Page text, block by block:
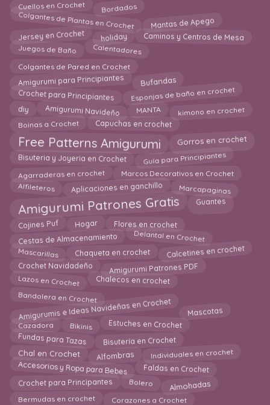
Cuellos en Crochet Bordados
Colgantes de Plantas en Crochet Mantas de Apego
Jersey en Crochet holiday Caminos y Centros de Mesa
Juegos de Baño Calentadores
Colgantes de Pared en Crochet
Amigurumi para Principiantes Bufandas
Crochet para Principiantes Esponjas de baño en crochet
diy Amigurumi Navideño MANTA kimono en crochet
Boinas a Crochet Capuchas en crochet
Free Patterns Amigurumi Gorros en crochet
Bisuteria y Joyeria en Crochet Guía para Principiantes
Agarraderas en crochet Marcos Decorativos en Crochet
Alfileteros Aplicaciones en ganchillo Marcapaginas
Amigurumi Patrones Gratis Guantes
Cojines Puf Hogar Flores en crochet
Cestas de Almacenamiento Delantal en Crochet
Mascarillas Chaqueta en crochet Calcetines en crochet
Crochet Navidadeño Amigurumi Patrones PDF
Lazos en Crochet Chalecos en crochet
Bandolera en Crochet
Amigurumis e Ideas Navideñas en Crochet Mascotas
Cazadora Bikinis Estuches en Crochet
Fundas para Tazas Bisutería en Crochet
Chal en Crochet Alfombras Individuales en crochet
Accesorios y Ropa para Bebes Faldas en Crochet
Crochet para Principantes Bolero Almohadas
Bermudas en crochet Corazones a Crochet